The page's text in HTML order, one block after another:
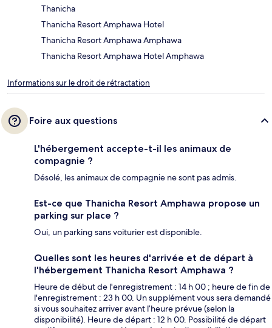
Thanicha
Thanicha Resort Amphawa Hotel
Thanicha Resort Amphawa Amphawa
Thanicha Resort Amphawa Hotel Amphawa
Informations sur le droit de rétractation
Foire aux questions
L'hébergement accepte-t-il les animaux de
compagnie ?
Désolé, les animaux de compagnie ne sont pas admis.
Est-ce que Thanicha Resort Amphawa propose un
parking sur place ?
Oui, un parking sans voiturier est disponible.
Quelles sont les heures d'arrivée et de départ à
l'hébergement Thanicha Resort Amphawa ?
Heure de début de l'enregistrement : 14 h 00 ; heure de fin de
l'enregistrement : 23 h 00. Un supplément vous sera demandé
si vous souhaitez arriver avant l’heure prévue (selon la
disponibilité). Heure de départ : 12 h 00. Possibilité de départ